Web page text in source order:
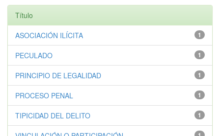
Título
1
ASOCIACIÓN ILÍCITA
1
PECULADO
1
PRINCIPIO DE LEGALIDAD
1
PROCESO PENAL
1
TIPICIDAD DEL DELITO